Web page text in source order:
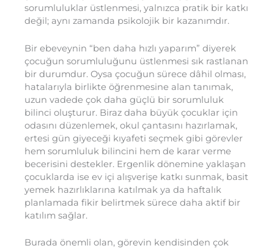
sorumluluklar üstlenmesi, yalnızca pratik bir katkı
değil; aynı zamanda psikolojik bir kazanımdır.
Bir ebeveynin “ben daha hızlı yaparım” diyerek
çocuğun sorumluluğunu üstlenmesi sık rastlanan
bir durumdur. Oysa çocuğun sürece dâhil olması,
hatalarıyla birlikte öğrenmesine alan tanımak,
uzun vadede çok daha güçlü bir sorumluluk
bilinci oluşturur. Biraz daha büyük çocuklar için
odasını düzenlemek, okul çantasını hazırlamak,
ertesi gün giyeceği kıyafeti seçmek gibi görevler
hem sorumluluk bilincini hem de karar verme
becerisini destekler. Ergenlik dönemine yaklaşan
çocuklarda ise ev içi alışverişe katkı sunmak, basit
yemek hazırlıklarına katılmak ya da haftalık
planlamada fikir belirtmek sürece daha aktif bir
katılım sağlar.
Burada önemli olan, görevin kendisinden çok